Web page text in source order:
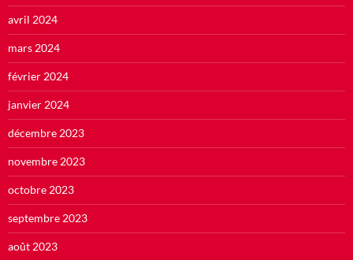
avril 2024
mars 2024
février 2024
janvier 2024
décembre 2023
novembre 2023
octobre 2023
septembre 2023
août 2023